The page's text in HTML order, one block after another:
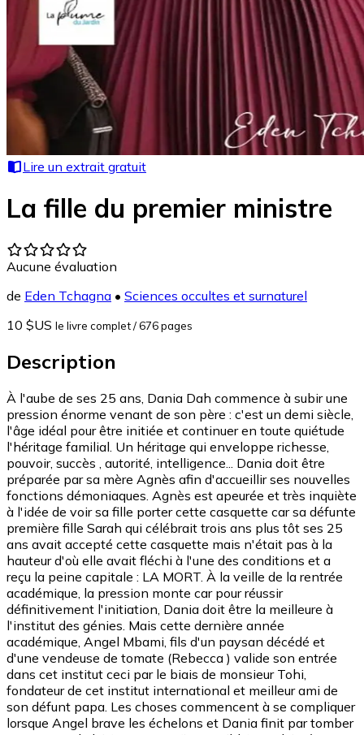
Lire un extrait gratuit
La fille du premier ministre
Aucune évaluation
de Eden Tchagna • Sciences occultes et surnaturel
10 $US le livre complet/ 676 pages
Description
À l'aube de ses 25 ans, Dania Dah commence à subir une
pression énorme venant de son père : c'est un demi siècle,
l'âge idéal pour être initiée et continuer en toute quiétude
l'héritage familial. Un héritage qui enveloppe richesse,
pouvoir, succès , autorité, intelligence... Dania doit être
préparée par sa mère Agnès afin d'accueillir ses nouvelles
fonctions démoniaques. Agnès est apeurée et très inquiète
à l'idée de voir sa fille porter cette casquette car sa défunte
première fille Sarah qui célébrait trois ans plus tôt ses 25
ans avait accepté cette casquette mais n'était pas à la
hauteur d'où elle avait fléchi à l'une des conditions et a
reçu la peine capitale : LA MORT. À la veille de la rentrée
académique, la pression monte car pour réussir
définitivement l'initiation, Dania doit être la meilleure à
l'institut des génies. Mais cette dernière année
académique, Angel Mbami, fils d'un paysan décédé et
d'une vendeuse de tomate (Rebecca ) valide son entrée
dans cet institut ceci par le biais de monsieur Tohi,
fondateur de cet institut international et meilleur ami de
son défunt papa. Les choses commencent à se compliquer
lorsque Angel brave les échelons et Dania finit par tomber